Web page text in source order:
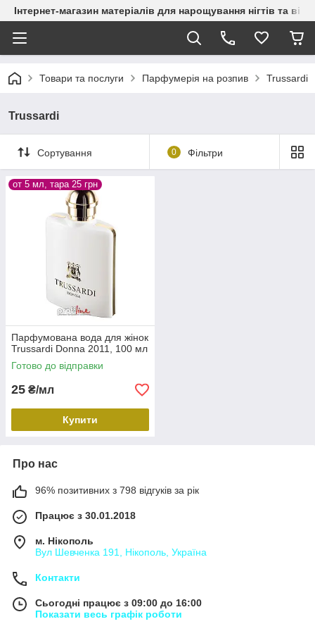
Інтернет-магазин матеріалів для нарощування нігтів та вій
Товари та послуги Парфумерія на розпив Trussardi
Trussardi
Сортування 0 Фільтри
от 5 мл, тара 25 грн
Парфумована вода для жінок
Trussardi Donna 2011, 100 мл
Готово до відправки
25 ₴/мл
Купити
Про нас
96% позитивних з 798 відгуків за рік
Працює з 30.01.2018
м. Нікополь
Вул Шевченка 191, Нікополь, Україна
Контакти
Сьогодні працює з 09:00 до 16:00
Показати весь графік роботи